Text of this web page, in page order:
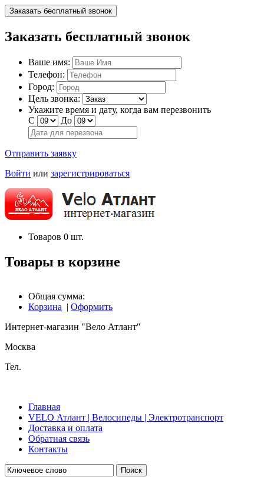
Заказать бесплатный звонок
Заказать бесплатный звонок
Ваше имя:
Телефон:
Город:
Цель звонка:
Укажите время и дату, когда вам перезвонить
С
До
Отправить заявку
Войти или зарегистрироваться
Товаров 0 шт.
Товары в корзине
Общая сумма:
Корзина | Оформить
Интернет-магазин "Вело Атлант"
Москва
Тел.
Главная
VELO Атлант | Велосипеды | Электротранспорт
Доставка и оплата
Обратная связь
Контакты
Поиск